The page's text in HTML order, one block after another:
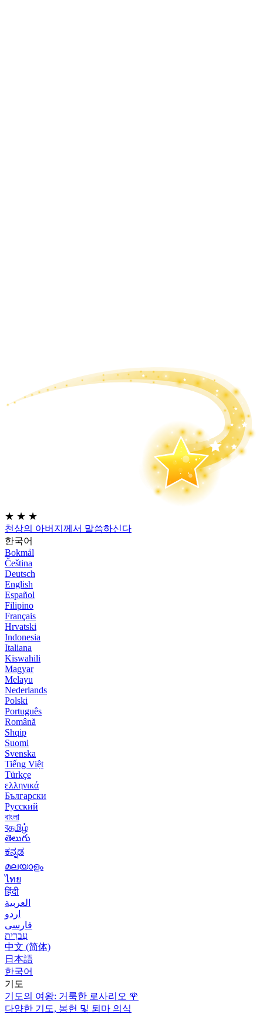
★ ★ ★
천상의 아버지께서 말씀하신다
한국어
Bokmål
Čeština
Deutsch
English
Español
Filipino
Français
Hrvatski
Indonesia
Italiana
Kiswahili
Magyar
Melayu
Nederlands
Polski
Português
Română
Shqip
Suomi
Svenska
Tiếng Việt
Türkçe
ελληνικά
Български
Русский
বাংলা
বதமிழ்
తెలుగు
ಕನ್ನಡ
മലയാളം
ไทย
हिंदी
العربية
اردو
فارسی
עִברִית
中文 (简体)
日本語
한국어
기도
기도의 여왕: 거룩한 로사리오 🌹
다양한 기도, 봉헌 및 퇴마 의식